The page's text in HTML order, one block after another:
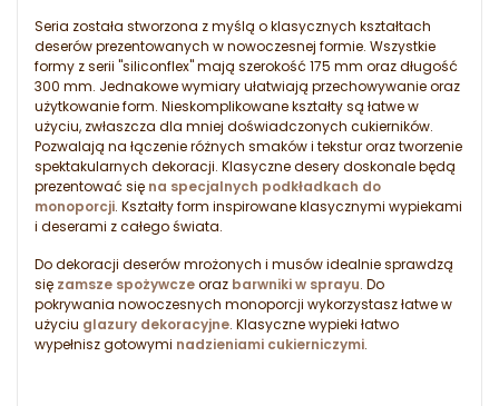
Seria została stworzona z myślą o klasycznych kształtach
deserów prezentowanych w nowoczesnej formie. Wszystkie
formy z serii "siliconflex" mają szerokość 175 mm oraz długość
300 mm. Jednakowe wymiary ułatwiają przechowywanie oraz
użytkowanie form. Nieskomplikowane kształty są łatwe w
użyciu, zwłaszcza dla mniej doświadczonych cukierników.
Pozwalają na łączenie różnych smaków i tekstur oraz tworzenie
spektakularnych dekoracji. Klasyczne desery doskonale będą
prezentować się na specjalnych podkładkach do
monoporcji. Kształty form inspirowane klasycznymi wypiekami
i deserami z całego świata.
Do dekoracji deserów mrożonych i musów idealnie sprawdzą
się zamsze spożywczeoraz barwniki w sprayu. Do
pokrywania nowoczesnych monoporcji wykorzystasz łatwe w
użyciu glazury dekoracyjne. Klasyczne wypieki łatwo
wypełnisz gotowymi nadzieniami cukierniczymi.